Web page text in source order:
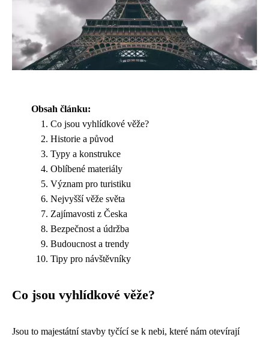
Obsah článku:
Co jsou vyhlídkové věže?
Historie a původ
Typy a konstrukce
Oblíbené materiály
Význam pro turistiku
Nejvyšší věže světa
Zajímavosti z Česka
Bezpečnost a údržba
Budoucnost a trendy
Tipy pro návštěvníky
Co jsou vyhlídkové věže?
Jsou to majestátní stavby tyčící se k nebi, které nám otevírají